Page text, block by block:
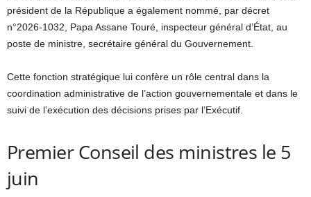
président de la République a également nommé, par décret
n°2026-1032, Papa Assane Touré, inspecteur général d’État, au
poste de ministre, secrétaire général du Gouvernement.
Cette fonction stratégique lui confère un rôle central dans la
coordination administrative de l’action gouvernementale et dans le
suivi de l’exécution des décisions prises par l’Exécutif.
Premier Conseil des ministres le 5
juin